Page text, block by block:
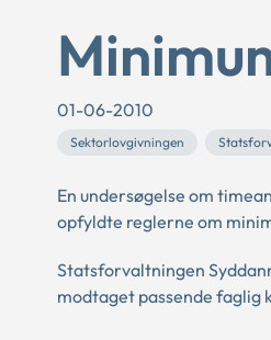
01-06-2010
Sektorlovgivningen
En undersøgelse om
opfyldte reglerne om
Statsforvaltningen
modtaget passende faglig